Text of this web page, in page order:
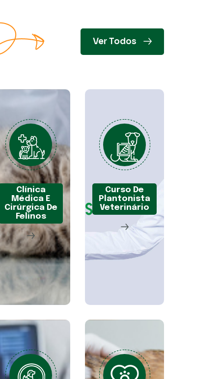
Ver Todos
Clínica
Médica E
Cirúrgica De
Felinos
Curso De
Plantonista
Veterinário